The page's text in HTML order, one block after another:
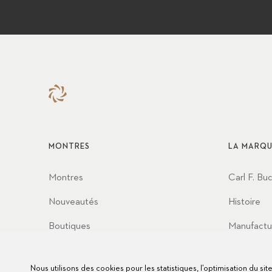
MONTRES
Montres
Nouveautés
Boutiques
LA
Carl F.
Histoire
Nous utilisons des cookies pour les statistiques, l’optimisation du